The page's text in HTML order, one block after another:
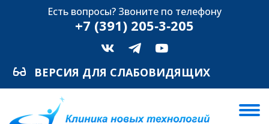
Есть вопросы? Звоните по телефону
+7 (391) 205‑3‑205
ВЕРСИЯ ДЛЯ СЛАБОВИДЯЩИХ